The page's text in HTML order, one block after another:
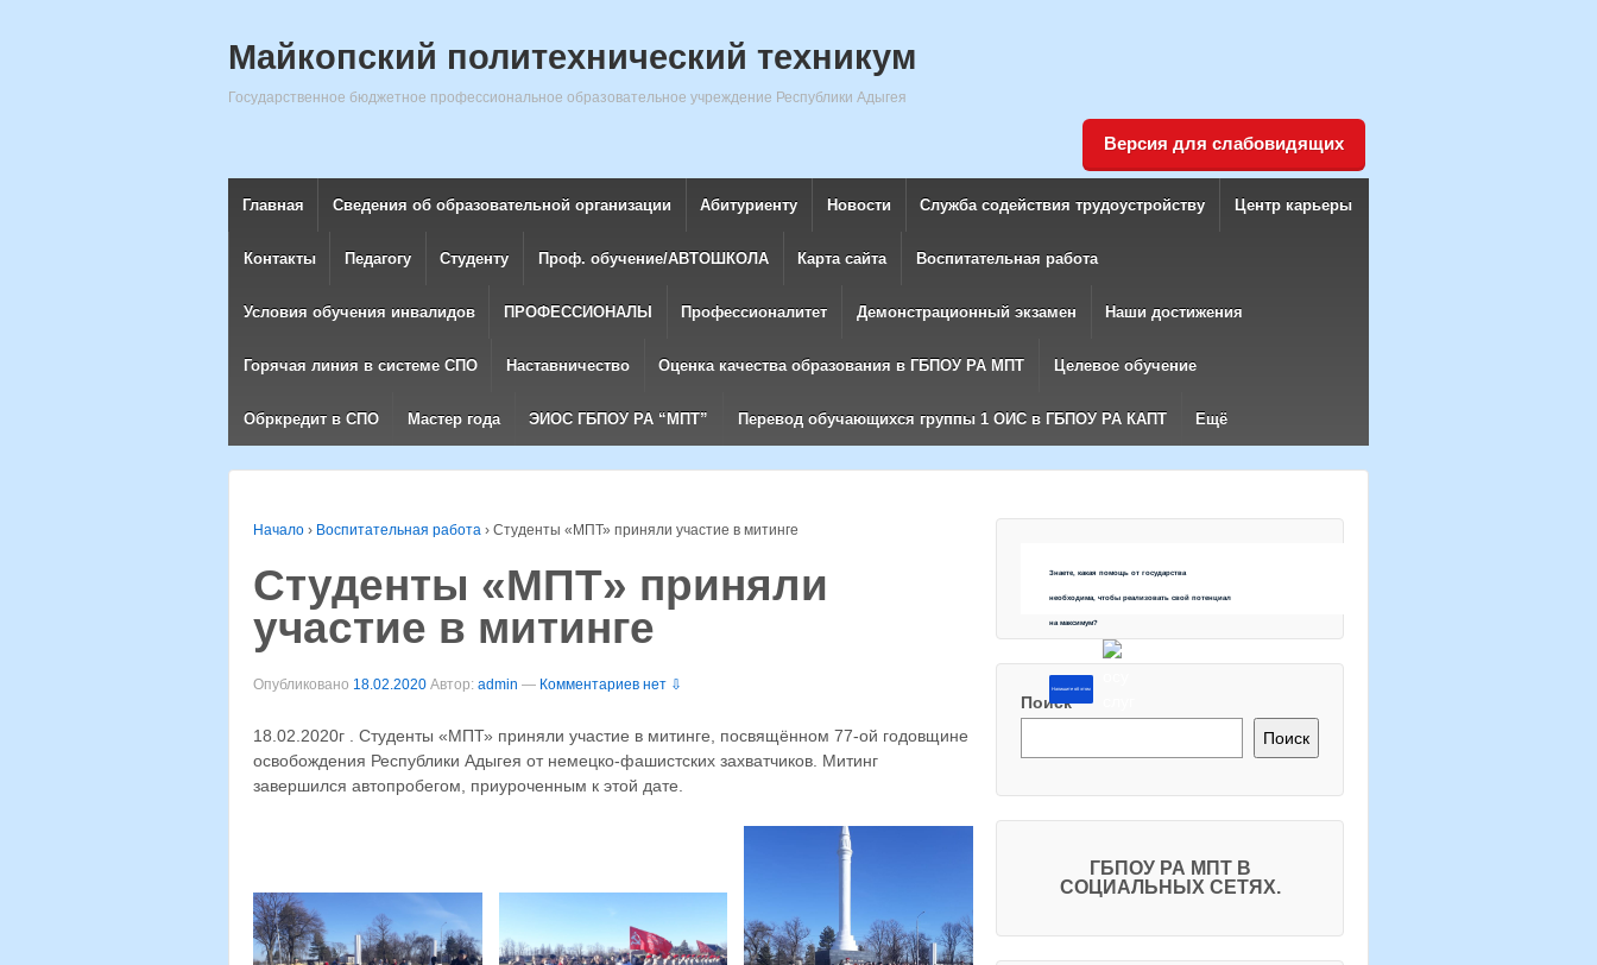
Майкопский политехнический техникум
Государственное бюджетное профессиональное образовательное учреждение Республики Адыгея
Версия для слабовидящих
Главная Сведения об образовательной организации Абитуриенту Новости Служба содействия трудоустройству Центр карьеры
Контакты Педагогу Студенту Проф. обучение/АВТОШКОЛА Карта сайта Воспитательная работа
Условия обучения инвалидов ПРОФЕССИОНАЛЫ Профессионалитет Демонстрационный экзамен Наши достижения
Горячая линия в системе СПО Наставничество Оценка качества образования в ГБПОУ РА МПТ Целевое обучение
Обркредит в СПО Мастер года ЭИОС ГБПОУ РА “МПТ” Перевод обучающихся группы 1 ОИС в ГБПОУ РА КАПТ Ещё
Начало › Воспитательная работа › Студенты «МПТ» приняли участие в митинге
Студенты «МПТ» приняли
участие в митинге
Опубликовано 18.02.2020 Автор: admin — Комментариев нет ⇩
18.02.2020г . Студенты «МПТ» приняли участие в митинге, посвящённом 77-ой годовщине
освобождения Республики Адыгея от немецко-фашистских захватчиков. Митинг
завершился автопробегом, приуроченным к этой дате.
Знаете, какая помощь от государства
необходима, чтобы реализовать свой потенциал
на максимум?
Напишите об этом
Поиск
Поиск
ГБПОУ РА МПТ В
СОЦИАЛЬНЫХ СЕТЯХ.